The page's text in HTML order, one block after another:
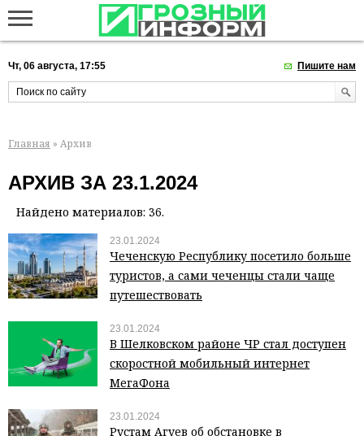
Чт, 06 августа, 17:55 Пишите нам
Главная » Архив
АРХИВ ЗА 23.1.2024
Найдено материалов: 36.
23.01.2024
Чеченскую Республику посетило больше
туристов, а сами чеченцы стали чаще
путешествовать
23.01.2024
В Шелковском районе ЧР стал доступен
скоростной мобильный интернет
МегаФона
23.01.2024
Рустам Агуев об обстановке в